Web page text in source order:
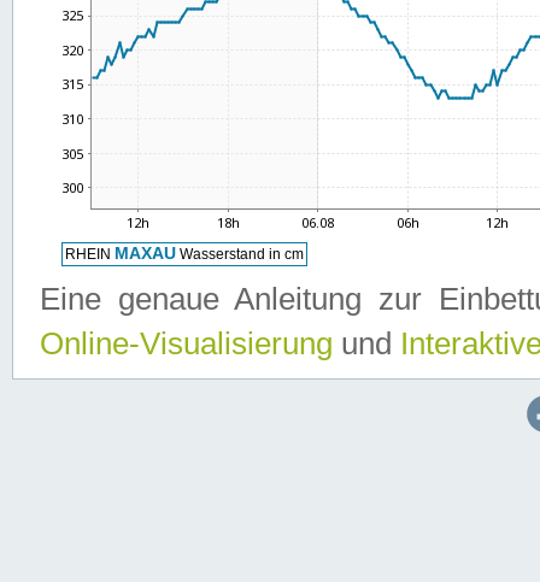
Eine genaue Anleitung zur
Online-Visualisierung und